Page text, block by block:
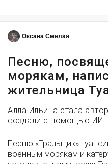
Оксана Смелая
Песню,
морякам,
жительница
Алла Ильина стала
создали с помощью ИИ
Песню «Тральщик»
военным морякам и